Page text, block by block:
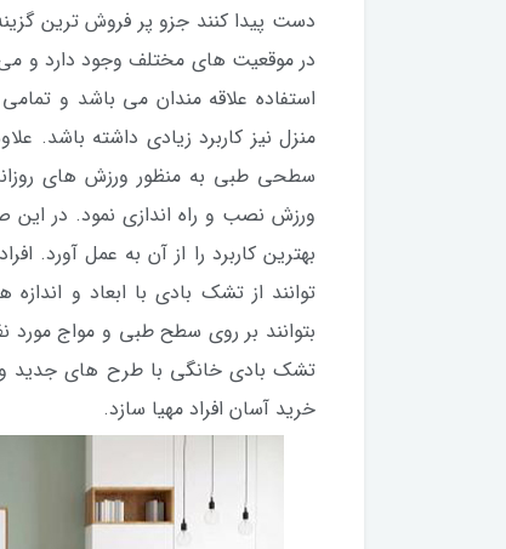
دست پیدا کنند جزو پر فروش ترین
در موقعیت های مختلف وجود دارد و می
استفاده علاقه مندان می باشد و
منزل نیز کاربرد زیادی داشته باشد.
سطحی طبی به منظور ورزش های
ورزش نصب و راه اندازی نمود. در این
بهترین کاربرد را از آن به عمل آورد.
توانند از تشک بادی با ابعاد و
بتوانند بر روی سطح طبی و مواج مورد
تشک بادی خانگی با طرح های جدید و
خرید آسان افراد مهیا سازد.